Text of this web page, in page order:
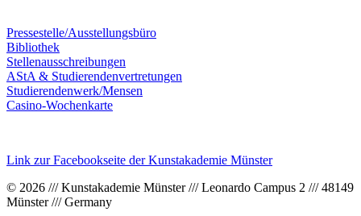
Pressestelle/Ausstellungsbüro
Bibliothek
Stellenausschreibungen
AStA & Studierendenvertretungen
Studierendenwerk/Mensen
Casino-Wochenkarte
Link zur Facebookseite der Kunstakademie Münster
© 2026 /// Kunstakademie Münster /// Leonardo Campus 2 /// 48149
Münster /// Germany